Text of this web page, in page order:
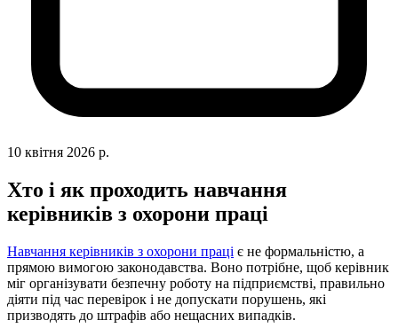
10 квітня 2026 р.
Хто і як проходить навчання
керівників з охорони праці
Навчання керівників з охорони праці є не формальністю, а
прямою вимогою законодавства. Воно потрібне, щоб керівник
міг організувати безпечну роботу на підприємстві, правильно
діяти під час перевірок і не допускати порушень, які
призводять до штрафів або нещасних випадків.